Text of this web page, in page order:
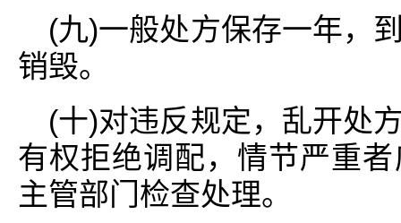
(九)一般处方保存一年，
销毁。
(十)对违反规定，乱开处
有权拒绝调配，情节严重
主管部门检查处理。